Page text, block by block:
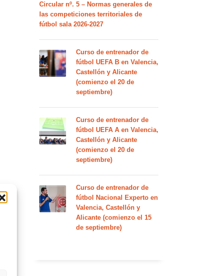
Circular nº. 5 – Normas generales de
las competiciones territoriales de
fútbol sala 2026-2027
Curso de entrenador de
fútbol UEFA B en Valencia,
Castellón y Alicante
(comienzo el 20 de
septiembre)
Curso de entrenador de
fútbol UEFA A en Valencia,
Castellón y Alicante
(comienzo el 20 de
septiembre)
Curso de entrenador de
fútbol Nacional Experto en
Valencia, Castellón y
Alicante (comienzo el 15
de septiembre)